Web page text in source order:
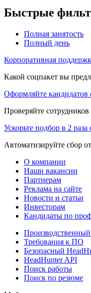
Быстрые
Полная занятость
Полный день
Корпоративная
Какой соцпакет вы
Оформляйте кандидатов
Проверяйте
Ускорьте подбор в 2 раза
Автоматизируйте сбор
О компании
Наши вакансии
Партнерам
Реклама на сайте
Новости и статьи
Инвесторам
Кандидаты по
Производственный
Требования к ПО
Безопасный
HeadHunter API
Поиск работы
Поиск по резюме